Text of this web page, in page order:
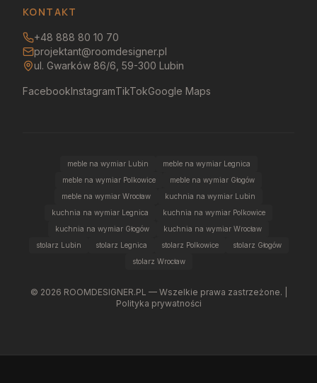
KONTAKT
+48 888 80 10 70
projektant@roomdesigner.pl
ul. Gwarków 86/6, 59-300 Lubin
FacebookInstagramTikTokGoogle Maps
meble na wymiar Lubin
meble na wymiar Legnica
meble na wymiar Polkowice
meble na wymiar Głogów
meble na wymiar Wrocław
kuchnia na wymiar Lubin
kuchnia na wymiar Legnica
kuchnia na wymiar Polkowice
kuchnia na wymiar Głogów
kuchnia na wymiar Wrocław
stolarz Lubin
stolarz Legnica stolarz Polkowice
stolarz Głogów
stolarz Wrocław
© 2026 ROOMDESIGNER.PL — Wszelkie prawa zastrzeżone. |
Polityka prywatności